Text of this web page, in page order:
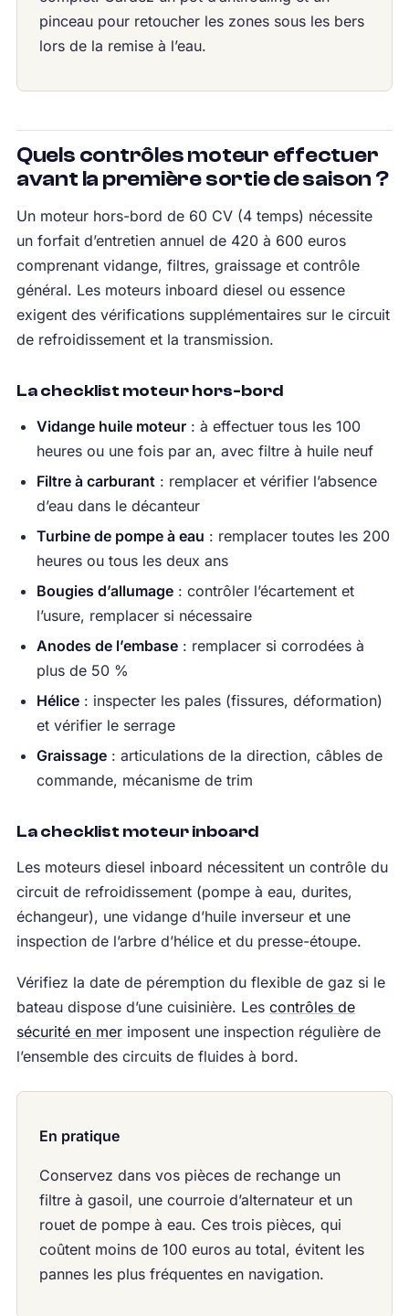
pinceau pour retoucher les zones sous les bers
lors de la remise à l’eau.
Quels contrôles moteur effectuer
avant la première sortie de saison ?
Un moteur hors-bord de 60 CV (4 temps) nécessite
un forfait d’entretien annuel de 420 à 600 euros
comprenant vidange, filtres, graissage et contrôle
général. Les moteurs inboard diesel ou essence
exigent des vérifications supplémentaires sur le circuit
de refroidissement et la transmission.
La checklist moteur hors-bord
Vidange huile moteur: à effectuer tous les 100
heures ou une fois par an, avec filtre à huile neuf
Filtre à carburant : remplacer et vérifier l’absence
d’eau dans le décanteur
Turbine de pompe à eau : remplacer toutes les 200
heures ou tous les deux ans
Bougies d’allumage: contrôler l’écartement et
l’usure, remplacer si nécessaire
Anodes de l’embase: remplacer si corrodées à
plus de 50 %
Hélice: inspecter les pales (fissures, déformation)
et vérifier le serrage
Graissage: articulations de la direction, câbles de
commande, mécanisme de trim
La checklist moteur inboard
Les moteurs diesel inboard nécessitent un contrôle du
circuit de refroidissement (pompe à eau, durites,
échangeur), une vidange d’huile inverseur et une
inspection de l’arbre d’hélice et du presse-étoupe.
Vérifiez la date de péremption du flexible de gaz si le
bateau dispose d’une cuisinière. Les contrôles de
sécurité en merimposent une inspection régulière de
l’ensemble des circuits de fluides à bord.
En pratique
Conservez dans vos pièces de rechange un
filtre à gasoil, une courroie d’alternateur et un
rouet de pompe à eau. Ces trois pièces, qui
coûtent moins de 100 euros au total, évitent les
pannes les plus fréquentes en navigation.